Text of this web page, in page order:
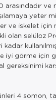
arasındadır
yeter
ve iskelet için
olan selüloz
iyi görme için
gereksinimi
4 somon,